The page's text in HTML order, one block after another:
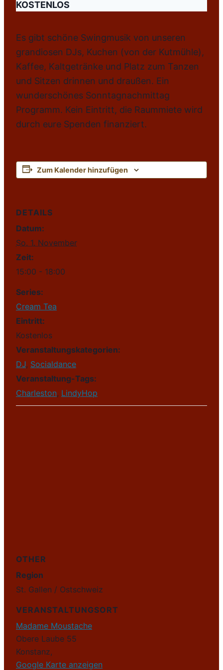
KOSTENLOS
Es gibt schöne Swingmusik von unseren
grandiosen DJs, Kuchen (von der Kutmühle),
Kaffee, Kaltgetränke und Platz zum Tanzen
und Sitzen drinnen und draußen. Ein
wunderschönes Sonntagnachmittag
Programm. Kein Eintritt, die Raummiete wird
durch eure Spenden finanziert.
Zum Kalender hinzufügen
DETAILS
Datum:
So. 1. November
Zeit:
15:00 - 18:00
Series:
Cream Tea
Eintritt:
Kostenlos
Veranstaltungskategorien:
DJ, Socialdance
Veranstaltung-Tags:
Charleston, LindyHop
VERANSTALTUNGSORT
Madame Moustache
Obere Laube 55
Konstanz,
Google Karte anzeigen
OTHER
Region
St. Gallen / Ostschweiz